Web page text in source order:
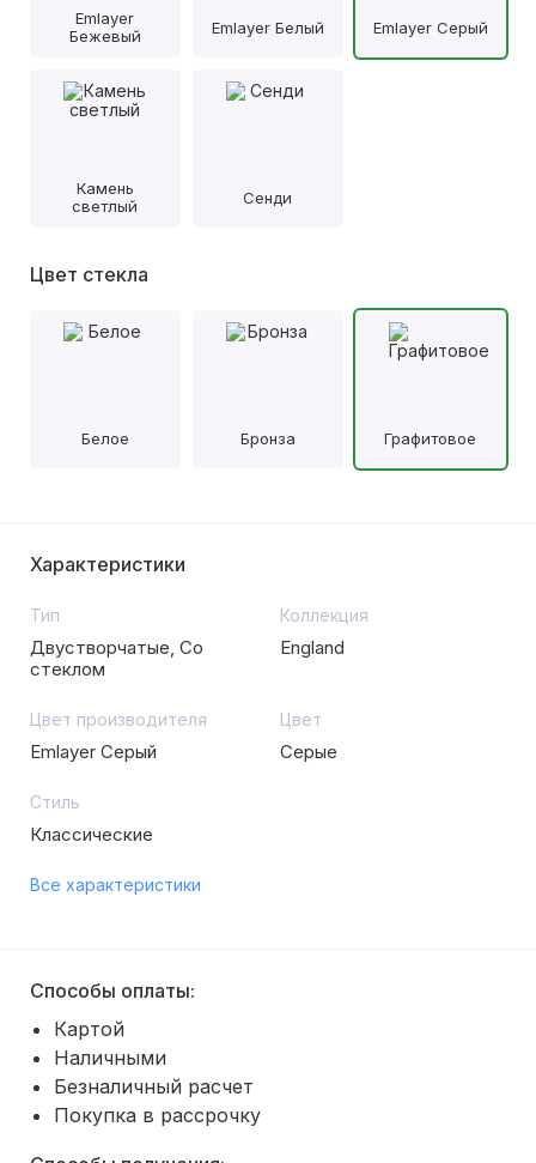
Emlayer
Бежевый
Emlayer Белый Emlayer Серый
Камень
светлый
Сенди
Цвет стекла
Белое Бронза Графитовое
Характеристики
Тип
Двустворчатые, Со
стеклом
Коллекция
England
Цвет производителя
Emlayer Серый
Цвет
Серые
Стиль
Классические
Все характеристики
Способы оплаты:
Картой
Наличными
Безналичный расчет
Покупка в рассрочку